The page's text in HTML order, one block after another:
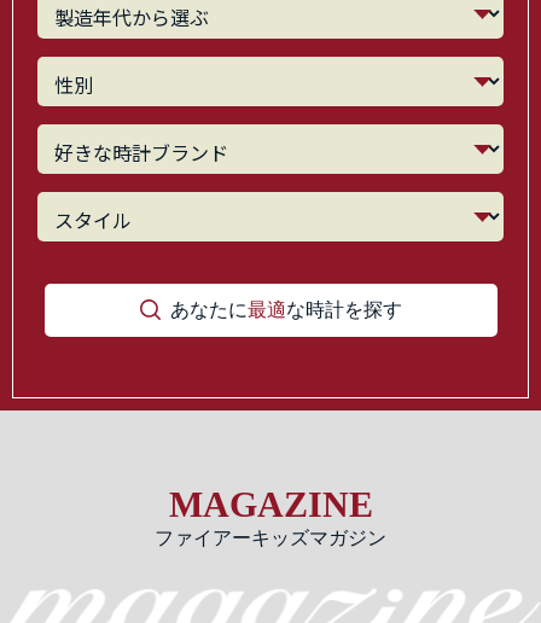
あなたに最適な時計を探す
MAGAZINE
ファイアーキッズマガジン